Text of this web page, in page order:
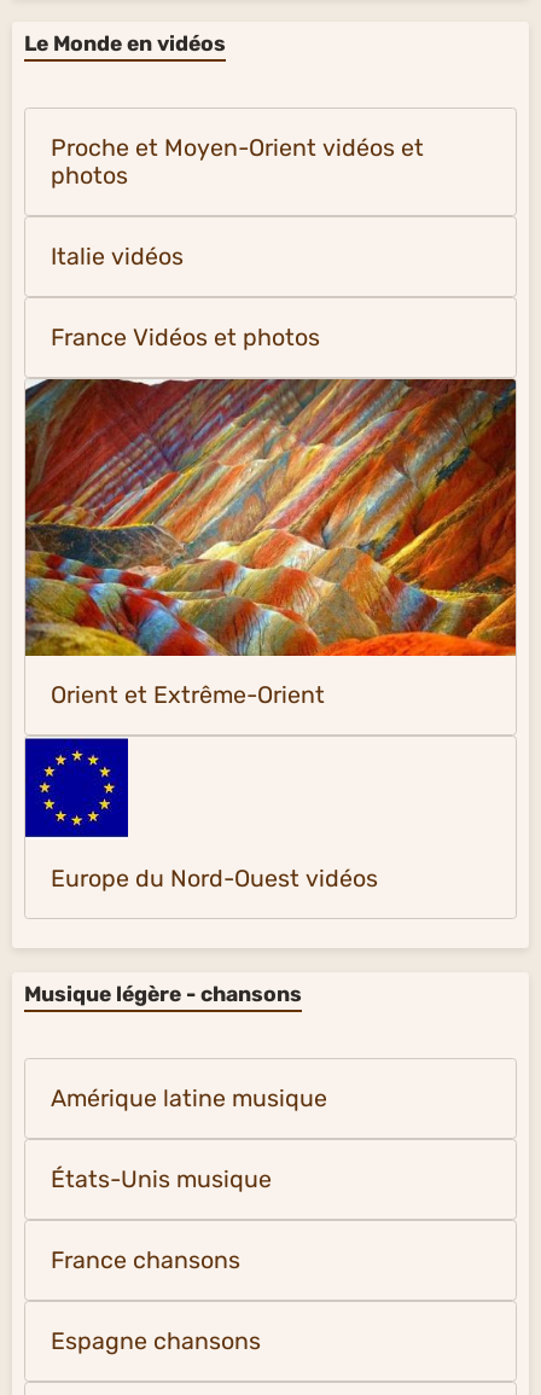
Le Monde en vidéos
Proche et Moyen-Orient vidéos et
photos
Italie vidéos
France Vidéos et photos
Orient et Extrême-Orient
Europe du Nord-Ouest vidéos
Musique légère - chansons
Amérique latine musique
États-Unis musique
France chansons
Espagne chansons